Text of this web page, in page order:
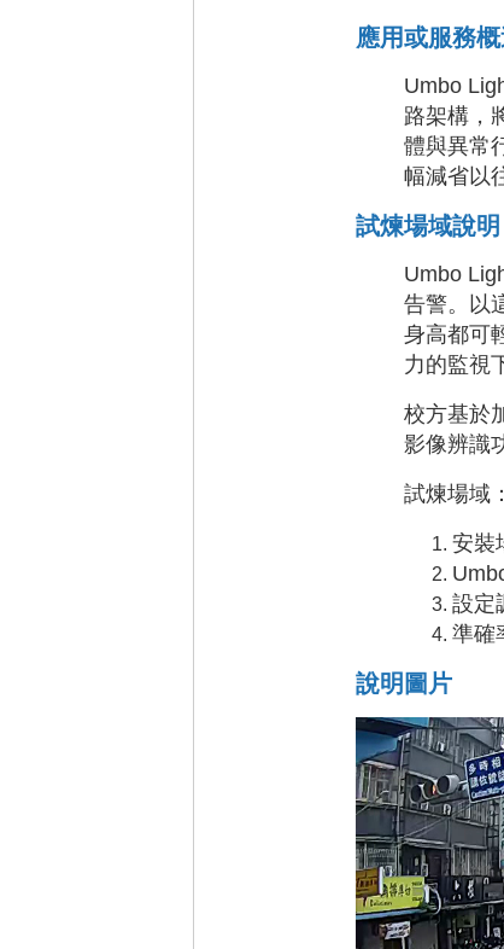
應用或服務
Umbo
路架構，
體與異常
幅減省以
試煉場域說明
Umbo
告警。以
身高都可
力的監視
校方基於
影像辨識
試煉場域：
安裝
設定
準確
說明圖片